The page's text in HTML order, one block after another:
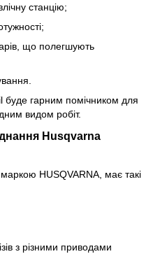
станцію;
що полегшують
гарним помічником для
видом робіт.
Husqvarna
HUSQVARNA, має такі
з різними приводами